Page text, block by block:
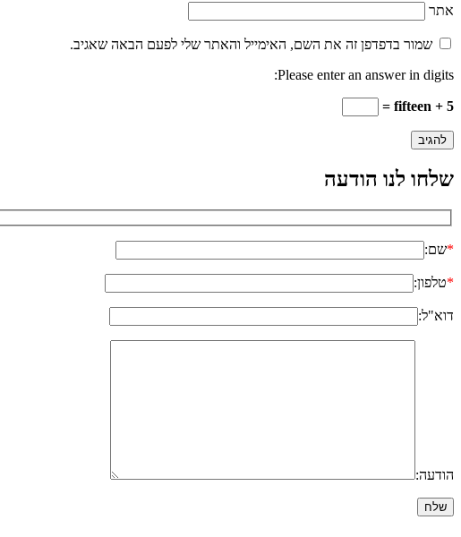
אתר
שמור בדפדפן זה את השם, האימייל והאתר שלי לפעם הבאה שאגיב.
Please enter an answer in digits:
5 + fifteen =
שלחו לנו הודעה
*שם:
*טלפון:
דוא"ל:
הודעה: